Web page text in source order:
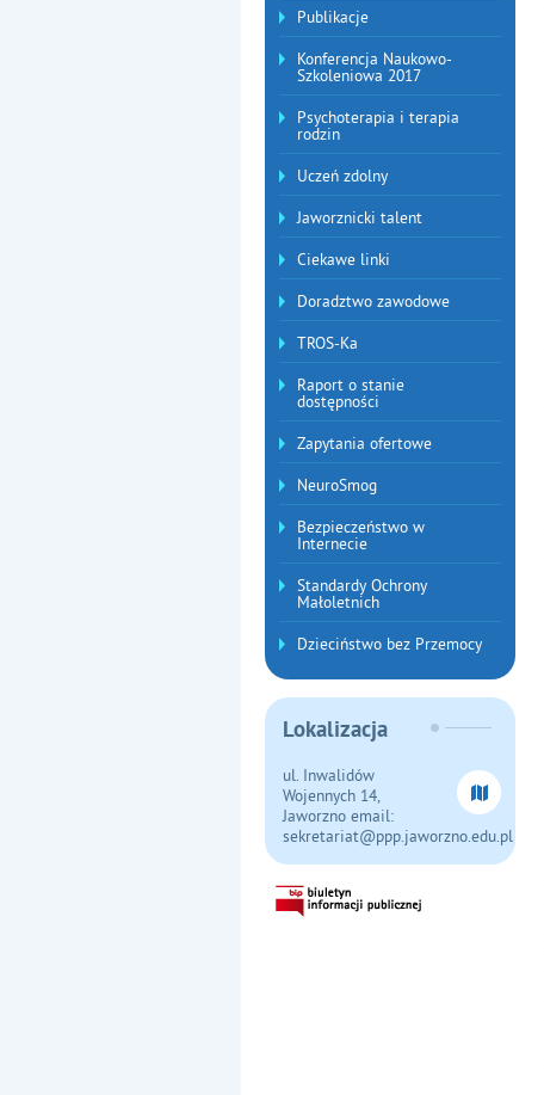
Publikacje
Konferencja Naukowo-
Szkoleniowa 2017
Psychoterapia i terapia
rodzin
Uczeń zdolny
Jaworznicki talent
Ciekawe linki
Doradztwo zawodowe
TROS-Ka
Raport o stanie
dostępności
Zapytania ofertowe
NeuroSmog
Bezpieczeństwo w
Internecie
Standardy Ochrony
Małoletnich
Dzieciństwo bez Przemocy
Lokalizacja
ul. Inwalidów
Wojennych 14,
Jaworzno email:
sekretariat@ppp.jaworzno.edu.pl